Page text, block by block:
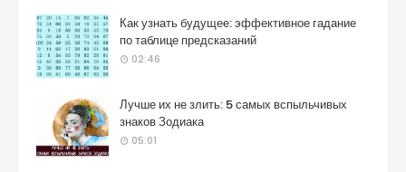
Как узнать будущее: эффективное гадание
по таблице предсказаний
02:46
Лучше их не злить: 5 самых вспыльчивых
знаков Зодиака
05:01